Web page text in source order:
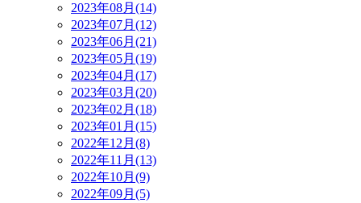
2023年08月(14)
2023年07月(12)
2023年06月(21)
2023年05月(19)
2023年04月(17)
2023年03月(20)
2023年02月(18)
2023年01月(15)
2022年12月(8)
2022年11月(13)
2022年10月(9)
2022年09月(5)